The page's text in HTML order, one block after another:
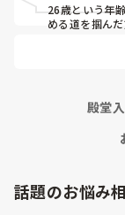
26歳という年
める道を掴ん
殿堂
話題のお悩み